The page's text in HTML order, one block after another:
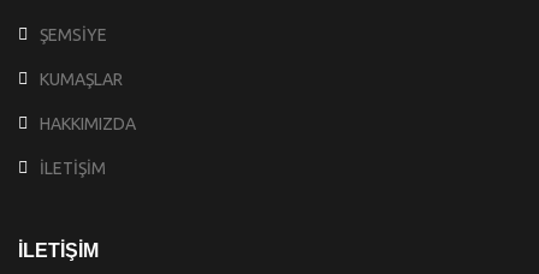
ŞEMSİYE
KUMAŞLAR
HAKKIMIZDA
İLETİŞİM
İLETİŞİM